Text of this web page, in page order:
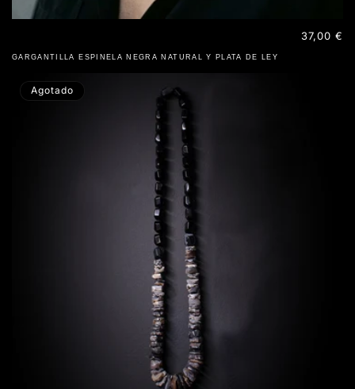
GARGANTILLA ESPINELA NEGRA NATURAL Y PLATA DE LEY
Precio
37,00 €
Agotado